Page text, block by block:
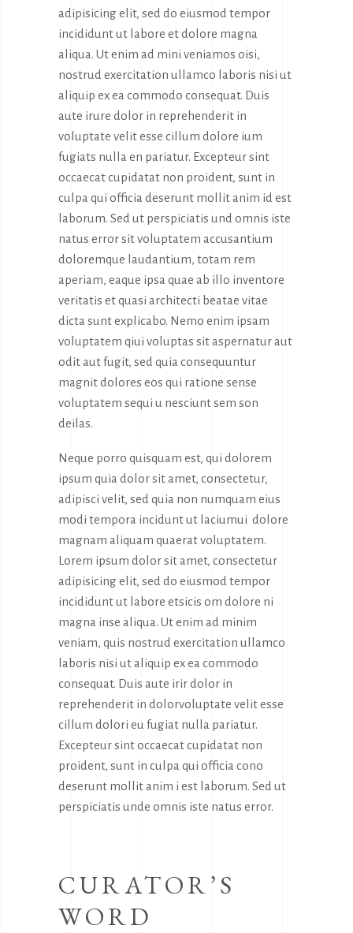
adipisicing elit, sed do eiusmod tempor
incididunt ut labore et dolore magna
aliqua. Ut enim ad mini veniamos oisi,
nostrud exercitation ullamco laboris nisi ut
aliquip ex ea commodo consequat. Duis
aute irure dolor in reprehenderit in
voluptate velit esse cillum dolore ium
fugiats nulla en pariatur. Excepteur sint
occaecat cupidatat non proident, sunt in
culpa qui officia deserunt mollit anim id est
laborum. Sed ut perspiciatis und omnis iste
natus error sit voluptatem accusantium
doloremque laudantium, totam rem
aperiam, eaque ipsa quae ab illo inventore
veritatis et quasi architecti beatae vitae
dicta sunt explicabo. Nemo enim ipsam
voluptatem qiui voluptas sit aspernatur aut
odit aut fugit, sed quia consequuntur
magnit dolores eos qui ratione sense
voluptatem sequi u nesciunt sem son
deilas.
Neque porro quisquam est, qui dolorem
ipsum quia dolor sit amet, consectetur,
adipisci velit, sed quia non numquam eius
modi tempora incidunt ut laciumui dolore
magnam aliquam quaerat voluptatem.
Lorem ipsum dolor sit amet, consectetur
adipisicing elit, sed do eiusmod tempor
incididunt ut labore etsicis om dolore ni
magna inse aliqua. Ut enim ad minim
veniam, quis nostrud exercitation ullamco
laboris nisi ut aliquip ex ea commodo
consequat. Duis aute irir dolor in
reprehenderit in dolorvoluptate velit esse
cillum dolori eu fugiat nulla pariatur.
Excepteur sint occaecat cupidatat non
proident, sunt in culpa qui officia cono
deserunt mollit anim i est laborum. Sed ut
perspiciatis unde omnis iste natus error.
CURATOR’S
WORD